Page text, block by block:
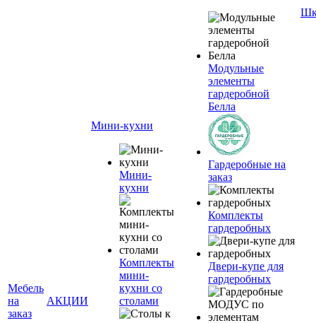
Мебель
на
заказ
АКЦИИ
Мини-кухни
Мини-
кухни
Комплекты
мини-
кухни со
столами
Модульные
элементы
гардеробной
Белла
Гардеробные на
заказ
Комплекты
гардеробных
Двери-купе для
гардеробных